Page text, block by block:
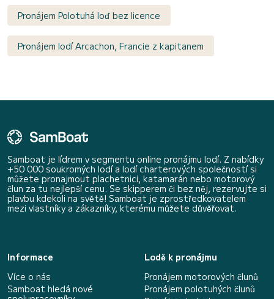
Pronájem Polotuhá loď bez licence
Pronájem lodí Arcachon, Francie z kapitanem
Samboat je lídrem v segmentu online pronájmu lodí. Z nabídky
+50 000 soukromých lodí a lodí charterových společností si
můžete pronajmout plachetnici, katamarán nebo motorový
člun za tu nejlepší cenu. Se skipperem či bez něj, rezervujte si
plavbu kdekoli na světě! Samboat je zprostředkovatelem
mezi vlastníky a zákazníky, kterému můžete důvěřovat.
Informace
Více o nás
Samboat hledá nové
Lodě k pronájmu
Pronájem motorových člunů
Pronájem polotuhých člunů